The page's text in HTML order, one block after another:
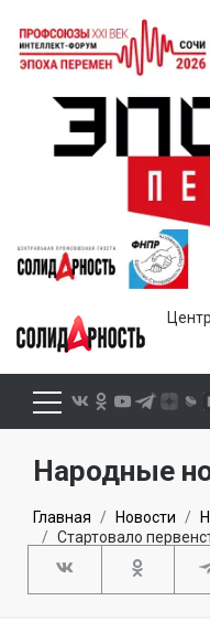
Народные
Главная Новости
Стартовало